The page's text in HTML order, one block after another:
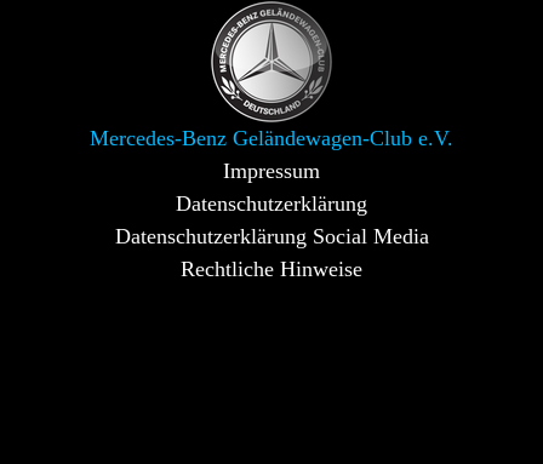
Mercedes-Benz Geländewagen-Club e.V.
Impressum
Datenschutzerklärung
Datenschutzerklärung Social Media
Rechtliche Hinweise